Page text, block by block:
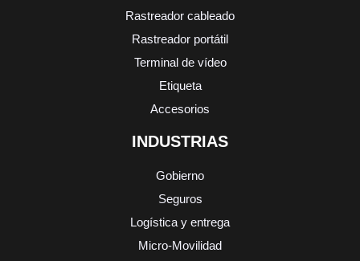
Rastreador cableado
Rastreador portátil
Terminal de vídeo
Etiqueta
Accesorios
INDUSTRIAS
Gobierno
Seguros
Logística y entrega
Micro-Movilidad